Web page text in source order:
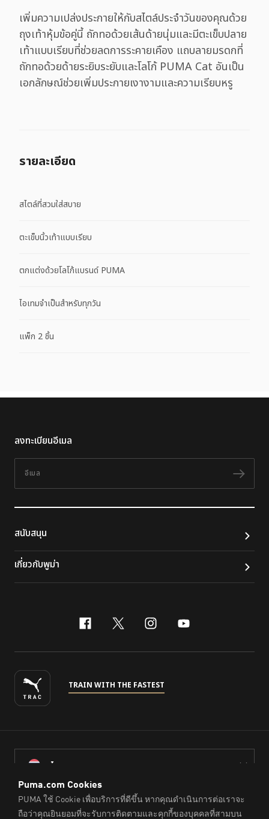
เพิ่มความเปล่งประกายให้กับสไตล์ประจำวันของคุณด้วย
ถุงเท้าหุ้มข้อคู่นี้ ถักทอด้วยเส้นด้ายนุ่มและมีตะเข็บปลาย
เท้าแบบเรียบที่ช่วยลดการระคายเคือง แถบลายมรดกที่
ถักทอด้วยด้ายระยิบระยับและโลโก้ PUMA Cat อันเป็น
เอกลักษณ์ช่วยเพิ่มประกายเงางามและความเรียบหรู
รายละเอียด
สไตล์ที่สวมใส่สบาย
ตะเข็บนิ้วเท้าแบบเรียบ
ตกแต่งด้วยโลโก้แบรนด์ PUMA
ไอเทมจำเป็นสำหรับทุกวัน
แพ็ก 2 ชิ้น
ลงทะเบียนอีเมล
ติดต
สนับสนุน
เกี่ยวกับพูม่า
facebook
x-twitter
instagram
youtube
TRAIN WITH THE FASTEST
ไทย
© PUMA Sports (Thailand) Co., Ltd.,2026. All Rights Reserved.